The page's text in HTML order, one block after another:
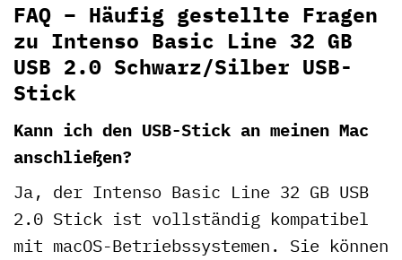
FAQ – Häufig gestellte Fragen
zu Intenso Basic Line 32 GB
USB 2.0 Schwarz/Silber USB-
Stick
Kann ich den USB-Stick an meinen Mac
anschließen?
Ja, der Intenso Basic Line 32 GB USB
2.0 Stick ist vollständig kompatibel
mit macOS-Betriebssystemen. Sie können